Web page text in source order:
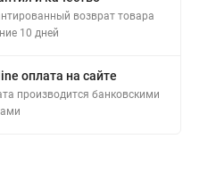
возврат товара
10 дней
оплата на сайте
производится банковскими